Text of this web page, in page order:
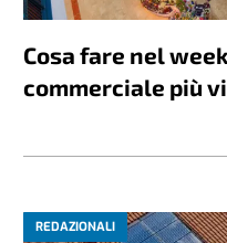
Cosa fare nel
commerciale più
REDAZIONALI